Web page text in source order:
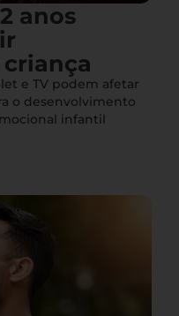
anos
e TV podem afetar
o desenvolvimento
infantil